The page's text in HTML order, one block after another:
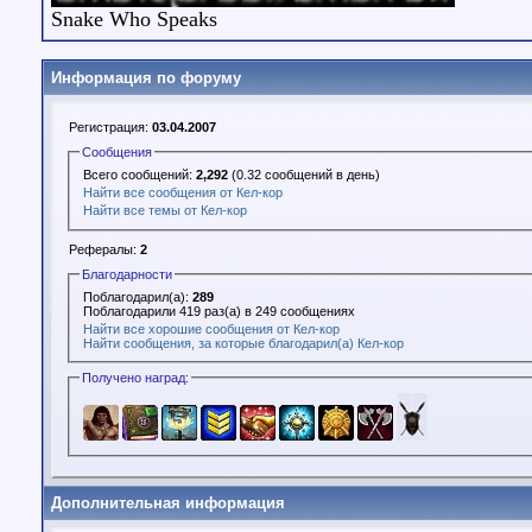
Snake Who Speaks
Информация по форуму
Регистрация: 03.04.2007
Сообщения
Всего сообщений:2,292 (0.32 сообщений в день)
Найти все сообщения от Кел-кор
Найти все темы от Кел-кор
Рефералы: 2
Благодарности
Поблагодарил(а):289
Поблагодарили 419 раз(а) в 249 сообщениях
Найти все хорошие сообщения от Кел-кор
Найти сообщения, за которые благодарил(а) Кел-кор
Получено наград:
Дополнительная информация